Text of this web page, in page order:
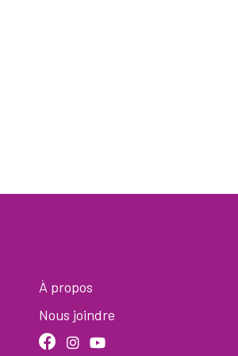
À propos
Nous joindre